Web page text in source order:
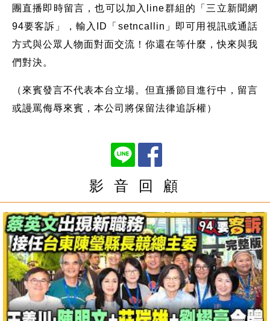
團直播即時留言，也可以加入line群組的「三立新聞網
94要客訴」，輸入ID「setncallin」即可用視訊或通話
方式與公眾人物面對面交流！你還在等什麼，快來與我
們對決。
（來賓發言不代表本台立場。但直播節目進行中，留言
或謾罵侮辱來賓，本公司將保留法律追訴權）
影 音 回 顧